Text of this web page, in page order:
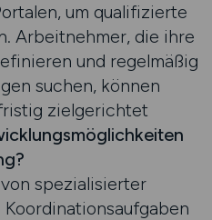
um qualifizierte
Arbeitnehmer, die ihre
und regelmäßig
suchen, können
zielgerichtet
spezialisierter